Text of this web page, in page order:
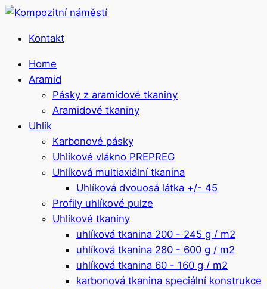
Kontakt
Home
Aramid
Pásky z aramidové tkaniny
Aramidové tkaniny
Uhlík
Karbonové pásky
Uhlíkové vlákno PREPREG
Uhlíková multiaxiální tkanina
Uhlíková dvouosá látka +/- 45
Profily uhlíkové pulze
Uhlíkové tkaniny
uhlíková tkanina 200 - 245 g / m2
uhlíková tkanina 280 - 600 g / m2
uhlíková tkanina 60 - 160 g / m2
karbonová tkanina speciální konstrukce